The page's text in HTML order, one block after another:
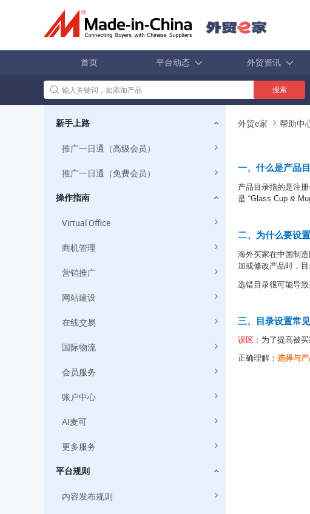
首页 平台动态 外贸资讯
搜索
新手上路
推广一日通（高级会员）
推广一日通（免费会员）
操作指南
Virtual Office
商机管理
营销推广
网站建设
在线交易
国际物流
会员服务
账户中心
AI麦可
更多服务
平台规则
内容发布规则
外贸e家 帮助中
一、什么是产品
产品目录指的是注
是 “Glass Cup &
二、为什么要设
海外买家在中国制
加或修改产品时，目
选错目录很可能导致
三、目录设置常
误区： 为了提高被
正确理解： 选择与产